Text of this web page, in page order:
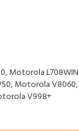
Motorola
Motorola
V998+